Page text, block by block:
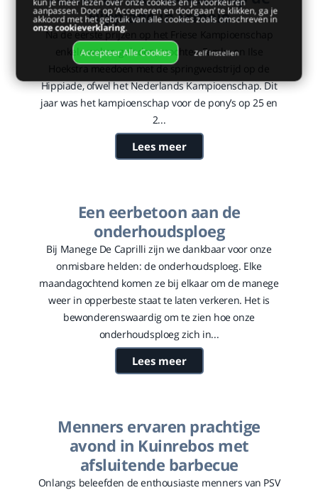
Hippiade in Ermelo
Na de eerste prijzen op het Friese Kampioenschap
enkele weken geleden, mochten Femke en Ilse
Hoekstra meedoen met de springwedstrijd op de
Hippiade, ofwel het Nederlands Kampioenschap. Dit
jaar was het kampioenschap voor de pony’s op 25 en
2...
Lees meer
Een eerbetoon aan de
onderhoudsploeg
Bij Manege De Caprilli zijn we dankbaar voor onze
onmisbare helden: de onderhoudsploeg. Elke
maandagochtend komen ze bij elkaar om de manege
weer in opperbeste staat te laten verkeren. Het is
bewonderenswaardig om te zien hoe onze
onderhoudsploeg zich in...
Lees meer
Menners ervaren prachtige
avond in Kuinrebos met
afsluitende barbecue
Onlangs beleefden de enthousiaste menners van PSV
aanpassen. Door op ‘Accepteren en doorgaan’ te klikken, ga je
akkoord met het gebruik van alle cookies zoals omschreven in
onze cookieverklaring.
Accepteer Alle Cookies Zelf Instellen